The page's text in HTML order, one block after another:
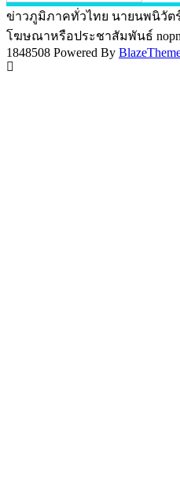
ข่าวภูมิภาคทั่วไทย นายนพนิวัต
โฆษณาหรือประชาสัมพันธ์
1848508 Powered By